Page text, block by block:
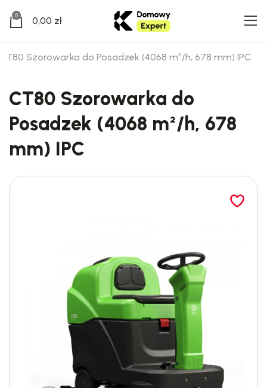
0 0,00 zł
CT80 Szorowarka do Posadzek (4068 m²/h, 678 mm) IPC
CT80 Szorowarka do
Posadzek (4068 m²/h, 678
mm) IPC